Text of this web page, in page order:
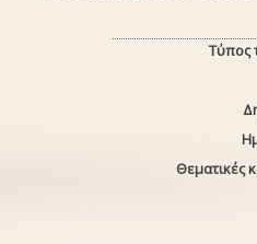
Τύπος
Θεματικές